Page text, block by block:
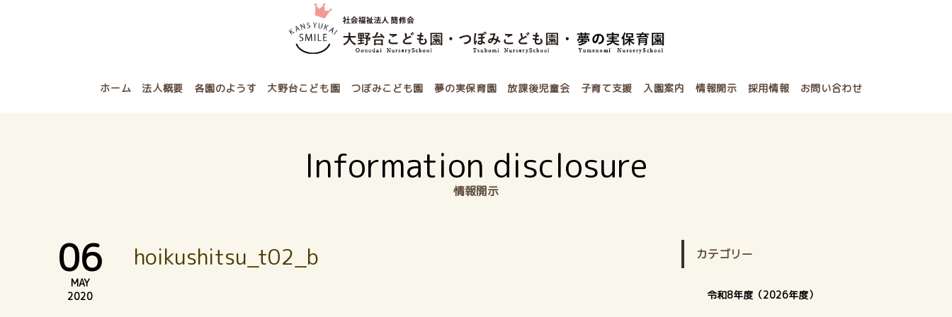
ホーム 法人概要 各園のようす 大野台こども園 つぼみこども園 夢の実保育園 放課後児童会 子育て支援 入園案内 情報開示 採用情報 お問い合わせ
Information disclosure
情報開示
06
MAY
2020
hoikushitsu_t02_b カテゴリー
令和8年度（2026年度）